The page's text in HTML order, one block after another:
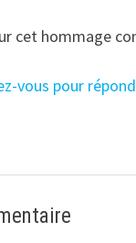
cet hommage
vous pour